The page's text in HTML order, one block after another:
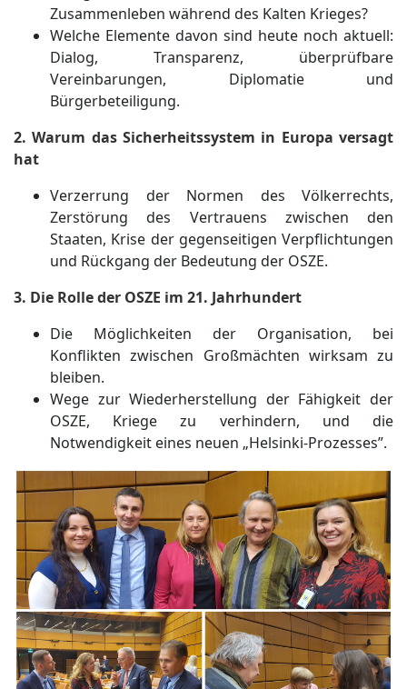
Zusammenleben während des Kalten Krieges?
Welche Elemente davon sind heute noch aktuell:
Dialog, Transparenz, überprüfbare
Vereinbarungen, Diplomatie und
Bürgerbeteiligung.
2. Warum das Sicherheitssystem in Europa versagt
hat
Verzerrung der Normen des Völkerrechts,
Zerstörung des Vertrauens zwischen den
Staaten, Krise der gegenseitigen Verpflichtungen
und Rückgang der Bedeutung der OSZE.
3. Die Rolle der OSZE im 21. Jahrhundert
Die Möglichkeiten der Organisation, bei
Konflikten zwischen Großmächten wirksam zu
bleiben.
Wege zur Wiederherstellung der Fähigkeit der
OSZE, Kriege zu verhindern, und die
Notwendigkeit eines neuen „Helsinki-Prozesses”.